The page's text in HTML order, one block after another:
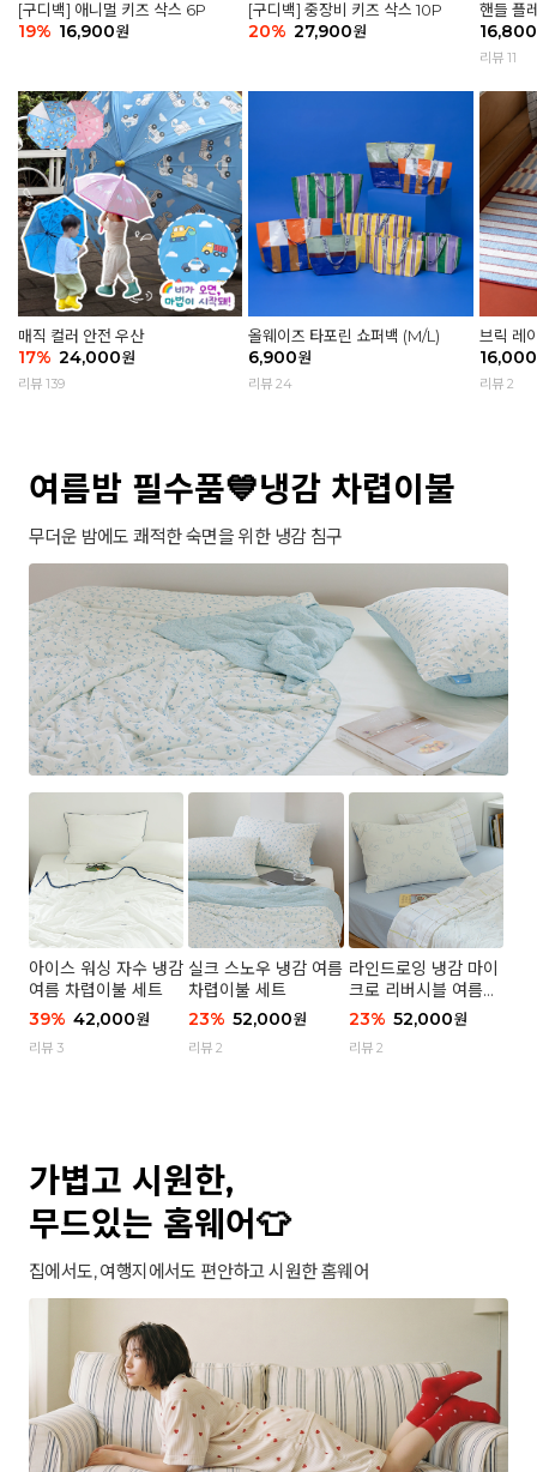
[구디백] 애니멀 키즈 삭스 6P
19% 16,900원
[구디백] 중장비 키즈 삭스 10P
20% 27,900원
매직 컬러 안전 우산
17% 24,000원
리뷰 139
올웨이즈 타포린 쇼퍼백 (M/L)
6,900원
리뷰 24
핸들 플
어 토마
16,800
리뷰 11
브릭 레
16,000
리뷰 2
여름밤 필수품💙냉감 차렵이불
무더운 밤에도 쾌적한 숙면을 위한 냉감 침구
아이스 워싱 자수 냉감
여름 차렵이불 세트
39% 42,000원
리뷰 3
실크 스노우 냉감 여름
차렵이불 세트
23% 52,000원
리뷰 2
라인드로잉 냉감 마이
크로 리버시블 여름이
불 세트
23% 52,000원
리뷰 2
가볍고 시원한,
무드있는 홈웨어👕
집에서도, 여행지에서도 편안하고 시원한 홈웨어